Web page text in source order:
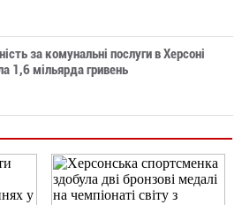
за комунальні послуги в Херсоні
1,6 мільярда гривень